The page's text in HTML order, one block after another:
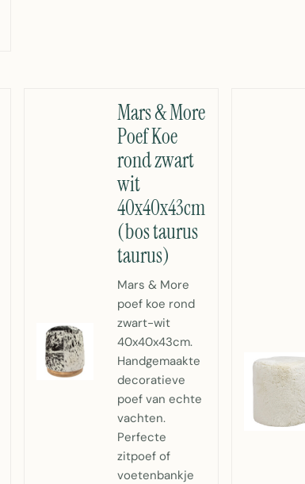
Mars & More
Poef Koe
rond zwart
wit
40x40x43cm
(bos taurus
taurus)
Mars & More
poef koe rond
zwart-wit
40x40x43cm.
Handgemaakte
decoratieve
poef van echte
vachten.
Perfecte
zitpoef of
voetenbankje